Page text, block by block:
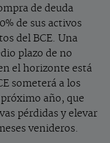
de deuda
de sus activos
del BCE. Una
plazo de no
el horizonte está
someterá a los
año, que
pérdidas y elevar
venideros.